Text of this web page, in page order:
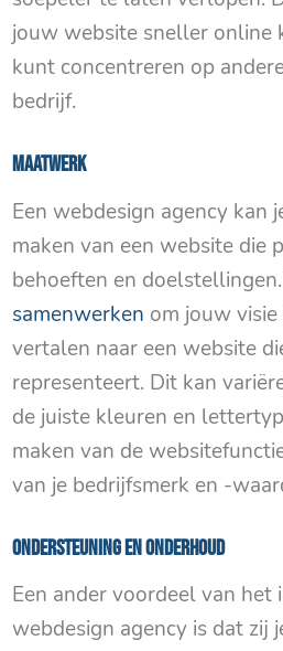
jouw website sneller online
kunt concentreren op
bedrijf.
Maatwerk
Een webdesign agency kan
maken van een website die
behoeften en
samenwerken om jouw
vertalen naar een website
representeert. Dit kan
de juiste kleuren en
maken van de
van je bedrijfsmerk en -
Ondersteuning en onderhoud
Een ander voordeel van het
webdesign agency is dat zij